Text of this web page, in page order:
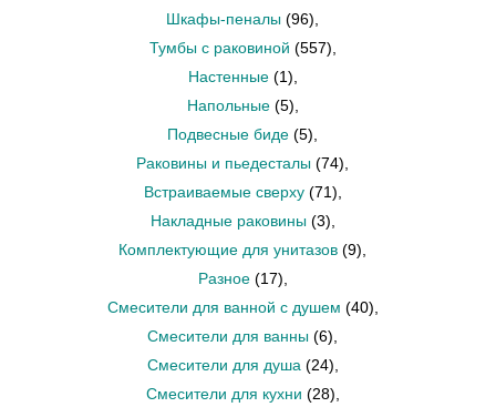
Шкафы-пеналы (96)
Тумбы с раковиной (557)
Настенные (1)
Напольные (5)
Подвесные биде (5)
Раковины и пьедесталы (74)
Встраиваемые сверху (71)
Накладные раковины (3)
Комплектующие для унитазов (9)
Разное (17)
Смесители для ванной с душем (40)
Смесители для ванны (6)
Смесители для душа (24)
Смесители для кухни (28)